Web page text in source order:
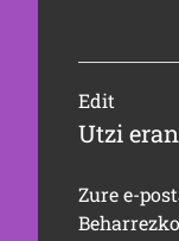
Edit
Utzi
Zure e-